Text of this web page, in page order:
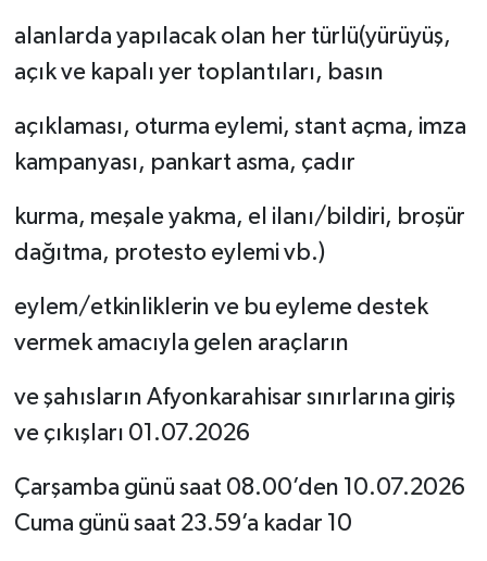
alanlarda yapılacak olan her türlü(yürüyüş,
açık ve kapalı yer toplantıları, basın
açıklaması, oturma eylemi, stant açma, imza
kampanyası, pankart asma, çadır
kurma, meşale yakma, el ilanı/bildiri, broşür
dağıtma, protesto eylemi vb.)
eylem/etkinliklerin ve bu eyleme destek
vermek amacıyla gelen araçların
ve şahısların Afyonkarahisar sınırlarına giriş
ve çıkışları 01.07.2026
Çarşamba günü saat 08.00’den 10.07.2026
Cuma günü saat 23.59’a kadar 10